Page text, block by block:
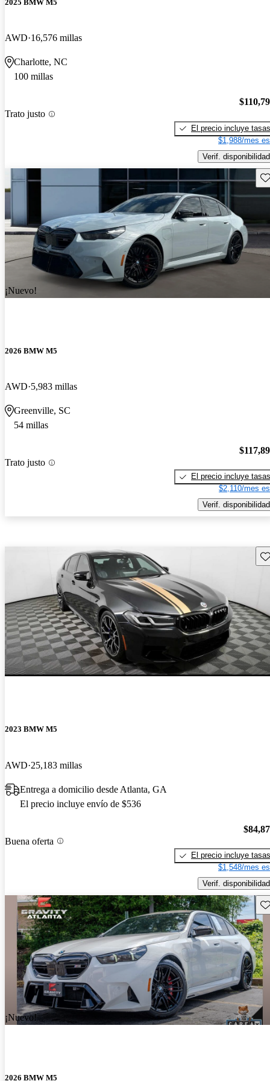
2025 BMW M5
AWD 16,576 millas
Charlotte, NC
100 millas
Trato justo
El precio incluye tasas
$1,988/mes
Verif. disponibilidad
¡Nuevo!
2026 BMW M5
AWD 5,983 millas
Greenville, SC
54 millas
Trato justo
El precio incluye tasas
$2,110/mes
Verif. disponibilidad
2023 BMW M5
AWD 25,183 millas
Entrega a domicilio desde Atlanta, GA
El precio incluye envío de $536
Buena oferta
El precio incluye tasas
$1,548/mes
Verif. disponibilidad
¡Nuevo!
2026 BMW M5